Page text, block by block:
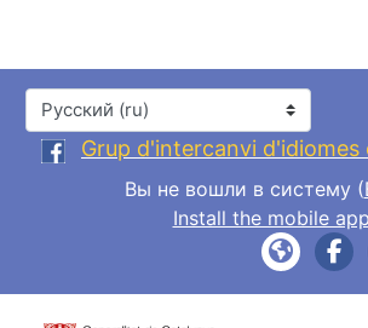
Язык
Grup d'intercanvi d'idiomes
Вы не вошли в систему (
Install the mobile app